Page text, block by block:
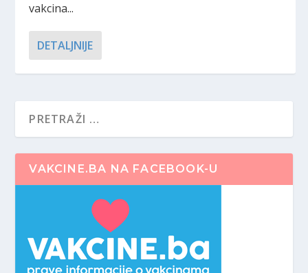
vakcina...
DETALJNIJE
VAKCINE.BA NA FACEBOOK-U